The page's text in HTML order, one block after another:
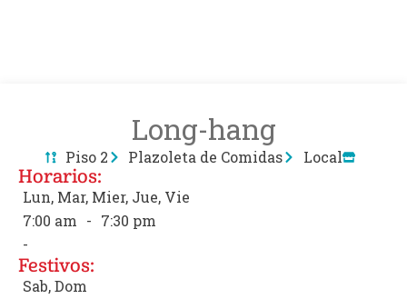
Long-hang
Piso 2 Plazoleta de Comidas Local
Horarios:
Lun, Mar, Mier, Jue, Vie
7:00 am - 7:30 pm
-
Festivos:
Sab, Dom